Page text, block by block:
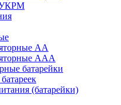
УКРМ
АА
ААА
батарейки
(батарейки)